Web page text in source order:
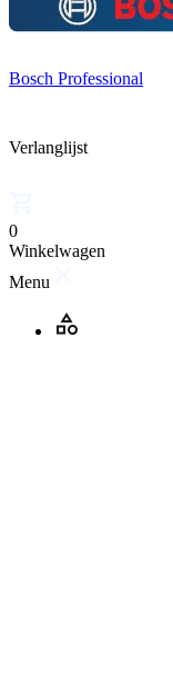
Bosch Professional
Verlanglijst
0
Winkelwagen
Menu